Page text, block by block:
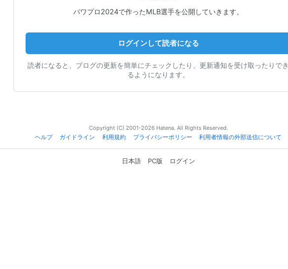
パワプロ2024で作ったMLB選手を公開していきます。
ログインして読者になる
読者になると、ブログの更新を簡単にチェックしたり、更新通知を受け取ったりでき
るようになります。
Copyright (C) 2001-2026 Hatena. All Rights Reserved.
ヘルプ
ガイドライン 利用規約 プライバシーポリシー 利用者情報の外部送信について
日本語 PC版 ログイン